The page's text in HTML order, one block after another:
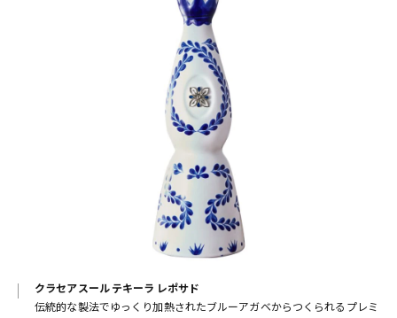
クラセアスール テキーラ レポサド
伝統的な製法でゆっくり加熱されたブルーアガベからつくられるプレミ